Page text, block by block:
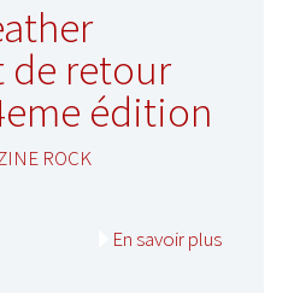
de retour
édition
ROCK
En savoir plus